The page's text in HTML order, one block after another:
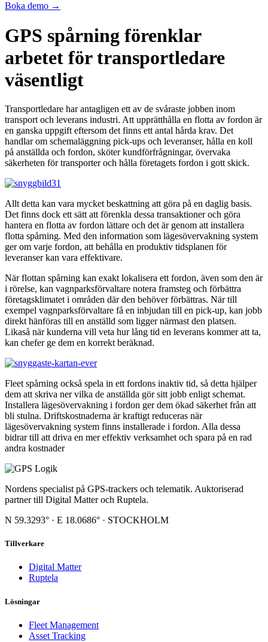
Boka demo →
GPS spårning förenklar
arbetet för transportledare
väsentligt
Transportledare har antagligen ett av de svåraste jobben inom
transport och leverans industri. Att upprätthålla en flotta av fordon är
en ganska uppgift eftersom det finns ett antal hårda krav. Det
handlar om schemaläggning pick-ups och leveranser, hålla en koll
på anställda och fordon, sköter kundförfrågningar, övervaka
säkerheten för transporter och hålla företagets fordon i gott skick.
Allt detta kan vara mycket beskattning att göra på en daglig basis.
Det finns dock ett sätt att förenkla dessa transaktioner och göra
hantera en flotta av fordon lättare och det är genom att installera
flotta spårning. Med den information som lägesövervakning system
ger om varje fordon, att behålla en produktiv tidsplanen för
leveranser kan vara effektivare.
När flottan spårning kan exakt lokalisera ett fordon, även som den är
i rörelse, kan vagnparksförvaltare notera framsteg och förbättra
företagsklimatet i områden där den behöver förbättras. När till
exempel vagnparksförvaltare få en inbjudan till en pick-up, kan jobb
direkt hänföras till en anställd som ligger närmast den platsen.
Likaså när kunderna vill veta hur lång tid en leverans kommer att ta,
kan chefer ge dem en korrekt beräknad.
Fleet spårning också spela in ett fordons inaktiv tid, så detta hjälper
dem att skriva ner vilka de anställda gör sitt jobb enligt schemat.
Installera lägesövervakning i fordon ger dem ökad säkerhet från att
bli stulna. Driftskostnaderna är kraftigt reduceras när
lägesövervakning system finns installerade i fordon. Alla dessa
bidrar till att driva en mer effektiv verksamhet och spara på en rad
andra kostnader
Nordens specialist på GPS-trackers och telematik. Auktoriserad
partner till Digital Matter och Ruptela.
N 59.3293° · E 18.0686° · STOCKHOLM
Tillverkare
Digital Matter
Ruptela
Lösningar
Fleet Management
Asset Tracking